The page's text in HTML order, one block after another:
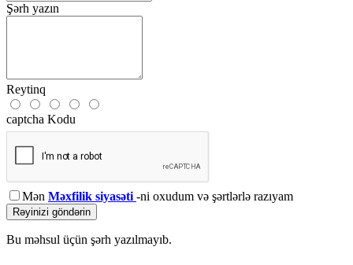
Şərh yazın
Reytinq
captcha Kodu
Mən Məxfilik siyasəti -ni oxudum və şərtlərlə razıyam
Rəyinizi göndərin
Bu məhsul üçün şərh yazılmayıb.